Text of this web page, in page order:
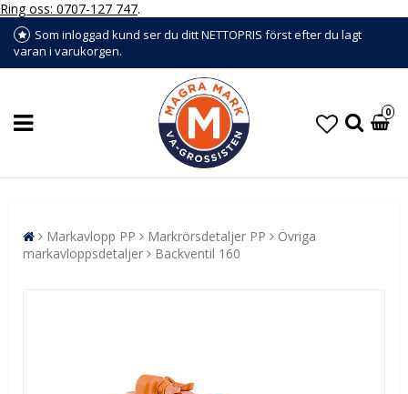
Ring oss: 0707-127 747.
Som inloggad kund ser du ditt NETTOPRIS först efter du lagt
varan i varukorgen.
0
Markavlopp PP Markrörsdetaljer PP
Övriga
markavloppsdetaljer
Backventil 160